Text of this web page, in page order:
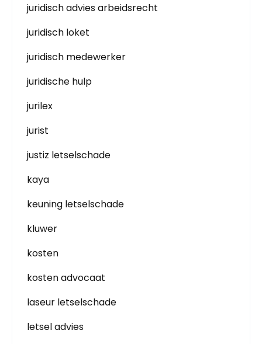
juridisch advies arbeidsrecht
juridisch loket
juridisch medewerker
juridische hulp
jurilex
jurist
justiz letselschade
kaya
keuning letselschade
kluwer
kosten
kosten advocaat
laseur letselschade
letsel advies